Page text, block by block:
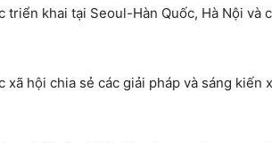
triển khai tại Seoul-Hàn Quốc, Hà Nội và
hội chia sẻ các giải pháp và sáng kiến